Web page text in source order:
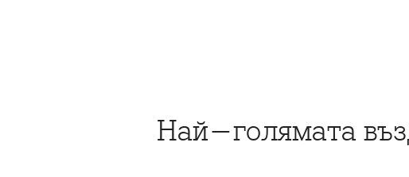
Най-голямата